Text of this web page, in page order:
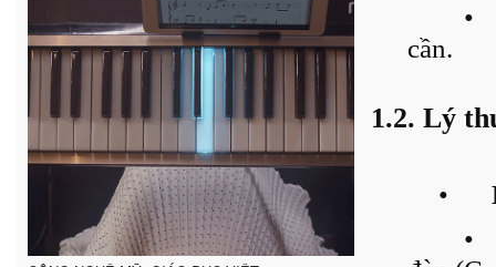
•
cần.
1.2. Lý
•
•